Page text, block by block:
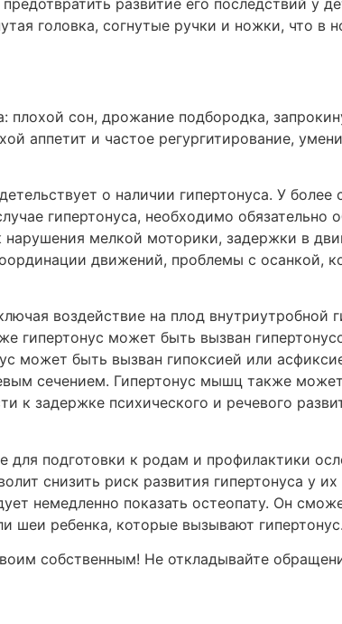
головка, согнутые ручки и ножки, что в
плохой сон, дрожание подбородка,
аппетит и частое регургитирование,
о наличии гипертонуса. У более
гипертонуса, необходимо обязательно
мелкой моторики, задержки в
движений, проблемы с осанкой,
воздействие на плод внутриутробной
гипертонус может быть вызван
может быть вызван гипоксией или
сечением. Гипертонус мышц также
задержке психического и речевого
подготовки к родам и профилактики
снизить риск развития гипертонуса у
немедленно показать остеопату. Он
шеи ребенка, которые вызывают гипертонус.
собственным! Не откладывайте